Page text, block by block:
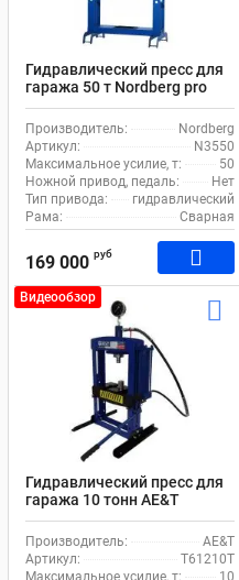
Гидравлический пресс для
гаража 50 т Nordberg pro
N3550 ручной привод
Производитель:
Nordberg
Артикул:
N3550
Максимальное усилие, т:
50
Ножной привод, педаль:
Нет
Тип привода:
гидравлический
Рама:
Сварная
169 000 руб
Видеообзор
Гидравлический пресс для
гаража 10 тонн AE&T
T61210T ручной привод
Производитель:
AE&T
Артикул:
T61210T
Максимальное усилие, т:
10